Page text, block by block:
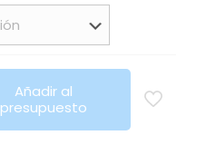
Añadir al
presupuesto